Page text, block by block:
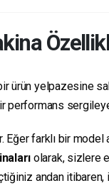
ürün yelpazesine
farklı bir
olarak, sizlere
andan